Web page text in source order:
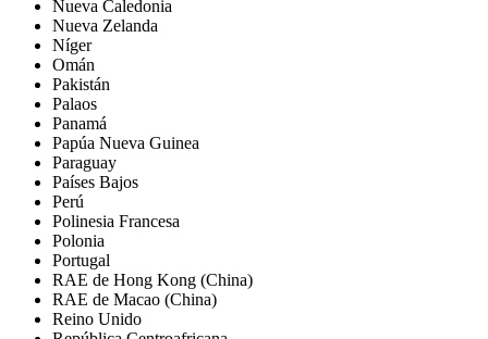
Nueva Caledonia
Nueva Zelanda
Níger
Omán
Pakistán
Palaos
Panamá
Papúa Nueva Guinea
Paraguay
Países Bajos
Perú
Polinesia Francesa
Polonia
Portugal
RAE de Hong Kong (China)
RAE de Macao (China)
Reino Unido